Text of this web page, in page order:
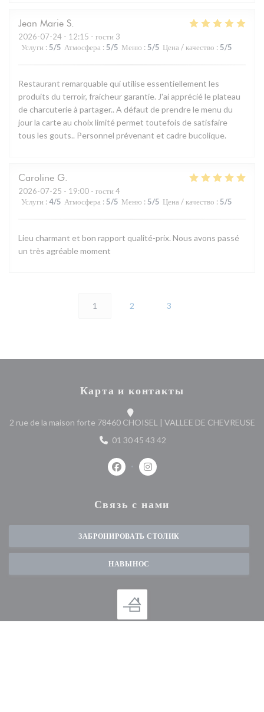
Jean Marie S
2026-07-24 - 12:15 - гости 3
Услуги : 5/5 Атмосфера : 5/5 Меню : 5/5 Цена / качество : 5/5
Restaurant remarquable qui utilise essentiellement les
produits du terroir, fraicheur garantie. J'ai apprécié le plateau
de charcuterie à partager.. A défaut de prendre le menu du
jour la carte au choix limité permet toutefois de satisfaire
tous les gouts.. Personnel prévenant et cadre bucolique.
Caroline G
2026-07-25 - 19:00 - гости 4
Услуги : 4/5 Атмосфера : 5/5 Меню : 5/5 Цена / качество : 5/5
Lieu charmant et bon rapport qualité-prix. Nous avons passé
un très agréable moment
1 2 3
Карта и контакты
2 rue de la maison forte 78460 CHOISEL | VALLEE DE CHEVREUSE
01 30 45 43 42
Facebook ((открывается в новом
Instagram ((открывается в
Связь с нами
ЗАБРОНИРОВАТЬ СТОЛИК
НАВЫНОС